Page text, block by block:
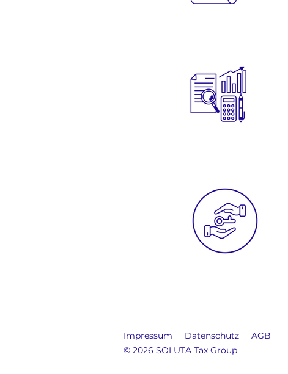
Impressum Datenschutz
AGB
© 2026 SOLUTA Tax Group